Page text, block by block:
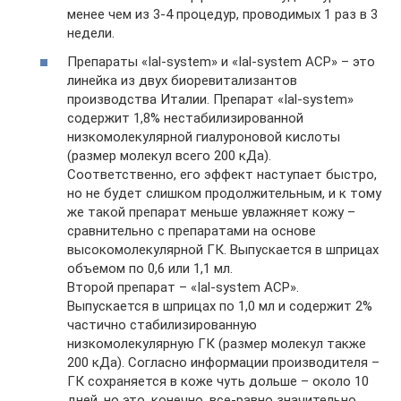
менее чем из 3-4 процедур, проводимых 1 раз в 3
недели.
Препараты «Ial-system» и «Ial-system ACP» – это
линейка из двух биоревитализантов
производства Италии. Препарат «Ial-system»
содержит 1,8% нестабилизированной
низкомолекулярной гиалуроновой кислоты
(размер молекул всего 200 кДа).
Соответственно, его эффект наступает быстро,
но не будет слишком продолжительным, и к тому
же такой препарат меньше увлажняет кожу –
сравнительно с препаратами на основе
высокомолекулярной ГК. Выпускается в шприцах
объемом по 0,6 или 1,1 мл.
Второй препарат – «Ial-system ACP».
Выпускается в шприцах по 1,0 мл и содержит 2%
частично стабилизированную
низкомолекулярную ГК (размер молекул также
200 кДа). Согласно информации производителя –
ГК сохраняется в коже чуть дольше – около 10